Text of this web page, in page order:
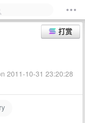
打赏
2011-10-31 23:20:28